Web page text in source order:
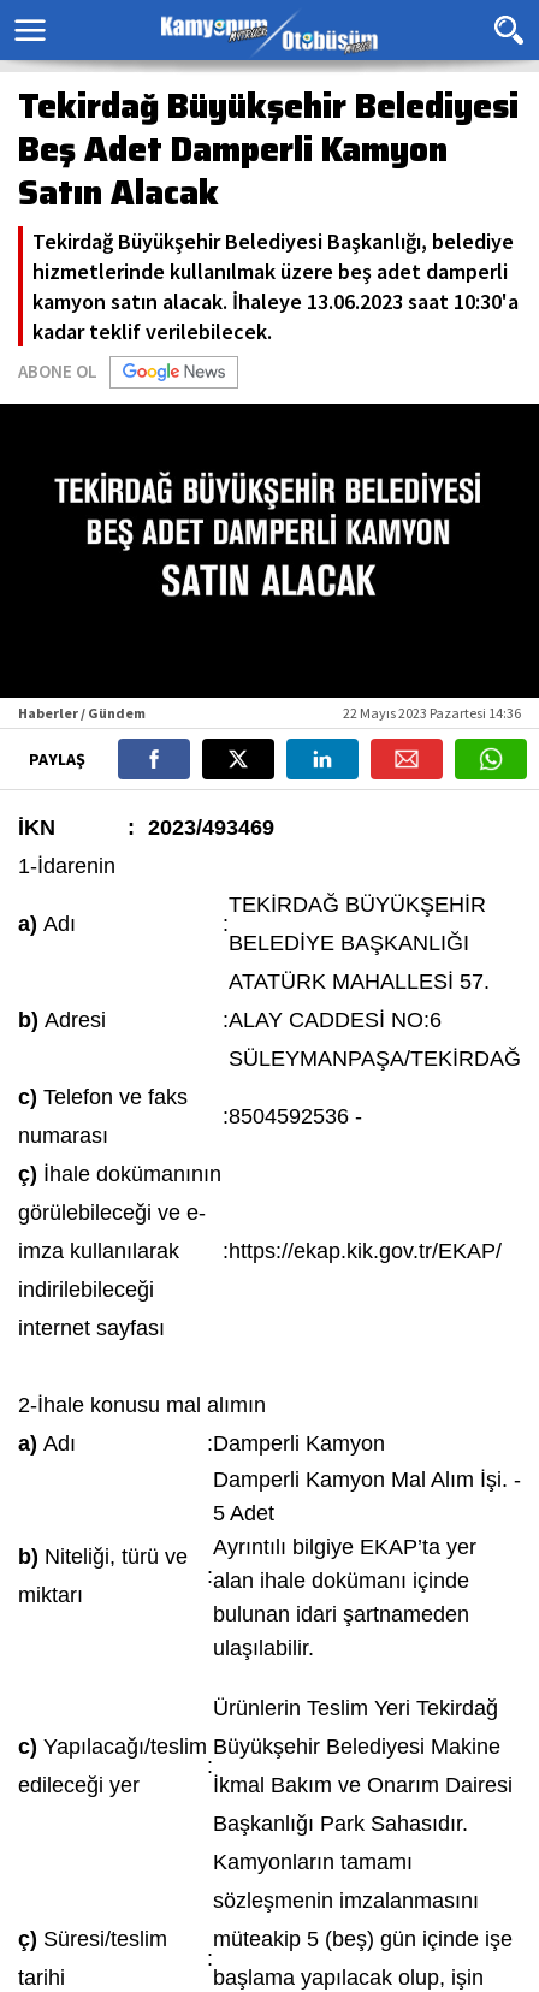
Tekirdağ Büyükşehir Belediyesi
Beş Adet Damperli Kamyon
Satın Alacak
Tekirdağ Büyükşehir Belediyesi Başkanlığı, belediye
hizmetlerinde kullanılmak üzere beş adet damperli
kamyon satın alacak. İhaleye 13.06.2023 saat 10:30'a
kadar teklif verilebilecek.
ABONE OL
Haberler / Gündem 22 Mayıs 2023 Pazartesi 14:36
PAYLAŞ
İKN : 2023/493469
1-İdarenin
a) Adı :
TEKİRDAĞ BÜYÜKŞEHİR
BELEDİYE BAŞKANLIĞI
b) Adresi :
ATATÜRK MAHALLESİ 57.
ALAY CADDESİ NO:6
SÜLEYMANPAŞA/TEKİRDAĞ
c) Telefon ve faks
numarası
:8504592536 -
ç) İhale dokümanının
görülebileceği ve e-
imza kullanılarak
indirilebileceği
internet sayfası
:https://ekap.kik.gov.tr/EKAP/
2-İhale konusu mal alımın
a) Adı :Damperli Kamyon
b) Niteliği, türü ve
miktarı
:
Damperli Kamyon Mal Alım İşi. -
5 Adet
Ayrıntılı bilgiye EKAP’ta yer
alan ihale dokümanı içinde
bulunan idari şartnameden
ulaşılabilir.
c) Yapılacağı/teslim
edileceği yer
:
Ürünlerin Teslim Yeri Tekirdağ
Büyükşehir Belediyesi Makine
İkmal Bakım ve Onarım Dairesi
Başkanlığı Park Sahasıdır.
ç) Süresi/teslim
tarihi
:
Kamyonların tamamı
sözleşmenin imzalanmasını
müteakip 5 (beş) gün içinde işe
başlama yapılacak olup, işin